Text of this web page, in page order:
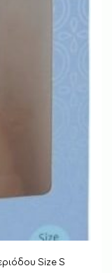
Size S